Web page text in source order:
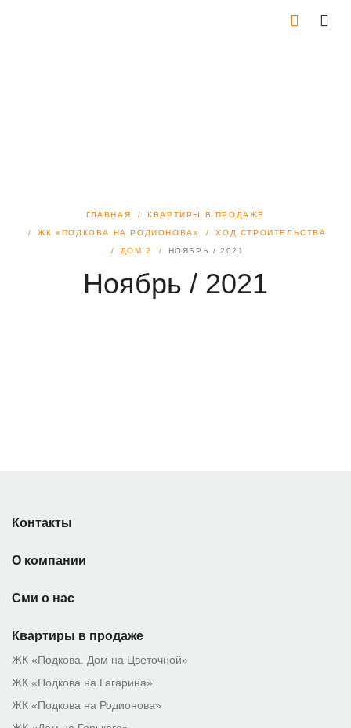
ГЛАВНАЯ КВАРТИРЫ В ПРОДАЖЕ
ЖК «ПОДКОВА НА РОДИОНОВА» ХОД СТРОИТЕЛЬСТВА
ДОМ 2 НОЯБРЬ / 2021
Ноябрь / 2021
Контакты
О компании
Сми о нас
Квартиры в продаже
ЖК «Подкова. Дом на Цветочной»
ЖК «Подкова на Гагарина»
ЖК «Подкова на Родионова»